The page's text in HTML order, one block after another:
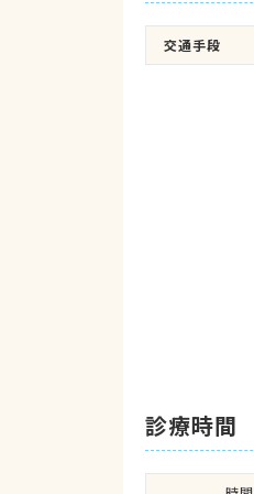
交通手段
診療時間